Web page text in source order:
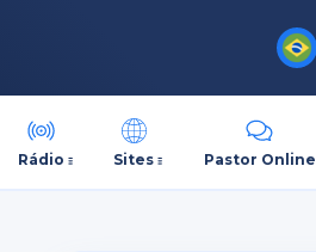
Rádio Sites Pastor Online